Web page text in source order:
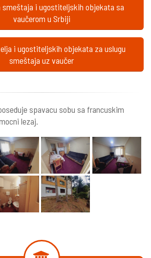
smeštaja i ugostiteljskih objekata sa
vaučerom u Srbiji
i ugostiteljskih objekata za uslugu
smeštaja uz vaučer
spavacu sobu sa francuskim
lezaj.